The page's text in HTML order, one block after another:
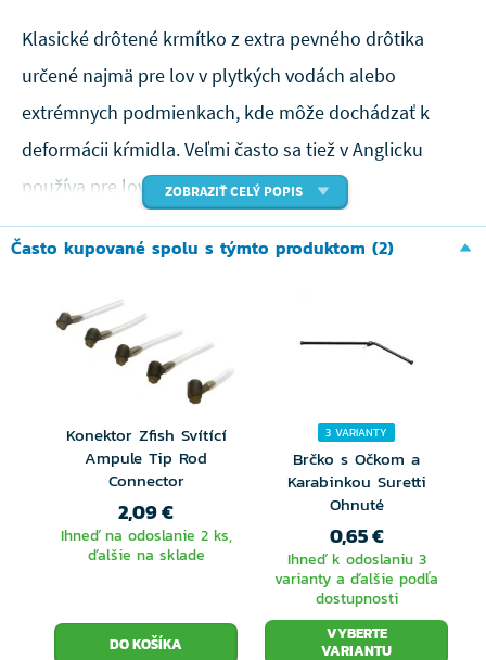
Klasické drôtené krmítko z extra pevného drôtika
určené najmä pre lov v plytkých vodách alebo
extrémnych podmienkach, kde môže dochádzať k
deformácii kŕmidla. Veľmi často sa tiež v Anglicku
používa pre lov v blízkosti ostrovov.
Skvelou vychytávkou je uchytenie kŕmidla na
ľahko vymeniť alebo zložiť pri ukončení lovu.
ZOBRAZIŤ CELÝ POPIS
Často kupované spolu s týmto produktom (2)
Konektor Zfish Svítící
Ampule Tip Rod
Connector
2,09 €
Ihneď na odoslanie 2 ks,
ďalšie na sklade
3 VARIANTY
Brčko s Očkom a
Karabinkou Suretti
Ohnuté
0,65 €
Ihneď k odoslaniu 3
varianty a ďalšie podľa
dostupnosti
VYBERTE
VARIANTU